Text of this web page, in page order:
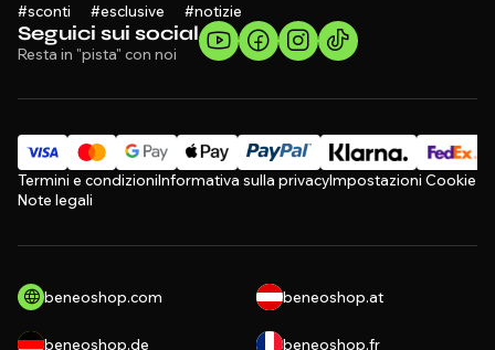
Seguici sui social
Resta in "pista" con noi
#sconti #esclusive #notizie
Termini e condizioniInformativa sulla privacyImpostazioni Cookie
Note legali
beneoshop.com beneoshop.at
beneoshop.de beneoshop.fr